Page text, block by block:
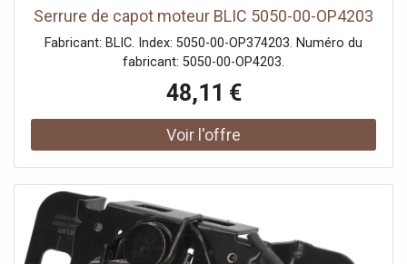
Serrure de capot moteur BLIC 5050-00-OP4203
Fabricant: BLIC. Index: 5050-00-OP374203. Numéro du
fabricant: 5050-00-OP4203.
48,11 €